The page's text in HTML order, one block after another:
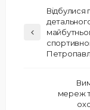
Відбулися
мереж